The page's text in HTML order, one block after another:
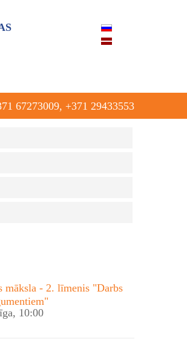
67273009, +371 29433553
māksla - 2. līmenis "Darbs
10:00